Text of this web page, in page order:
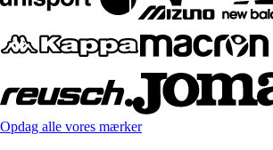
Opdag alle vores mærker